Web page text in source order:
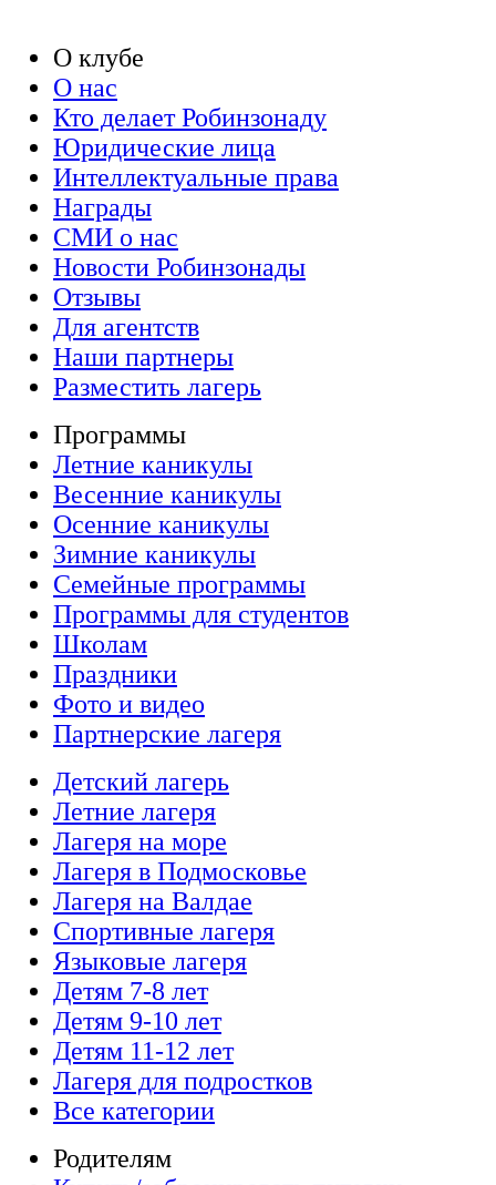
О клубе
О нас
Кто делает Робинзонаду
Юридические лица
Интеллектуальные права
Награды
СМИ о нас
Новости Робинзонады
Отзывы
Для агентств
Наши партнеры
Разместить лагерь
Программы
Летние каникулы
Весенние каникулы
Осенние каникулы
Зимние каникулы
Семейные программы
Программы для студентов
Школам
Праздники
Фото и видео
Партнерские лагеря
Детский лагерь
Летние лагеря
Лагеря на море
Лагеря в Подмосковье
Лагеря на Валдае
Спортивные лагеря
Языковые лагеря
Детям 7-8 лет
Детям 9-10 лет
Детям 11-12 лет
Лагеря для подростков
Все категории
Родителям